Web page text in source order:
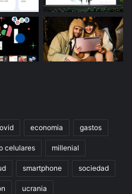
economia gastos
celulares millenial
smartphone sociedad
ucrania